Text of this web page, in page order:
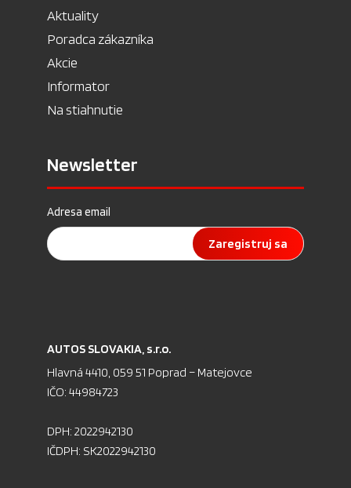
Aktuality
Poradca zákazníka
Akcie
Informator
Na stiahnutie
Newsletter
Adresa email
Zaregistruj sa
AU­TOS SLO­VA­KIA, s.r.o.
Hlav­ná 4410, 059 51 Pop­rad – Ma­te­jov­ce
IČO: 44984723
DPH: 2022942130
IČDPH: SK2022942130